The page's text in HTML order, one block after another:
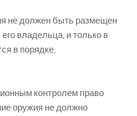
не должен быть размещен
владельца, и только в
в порядке,
контролем право
оружия не должно